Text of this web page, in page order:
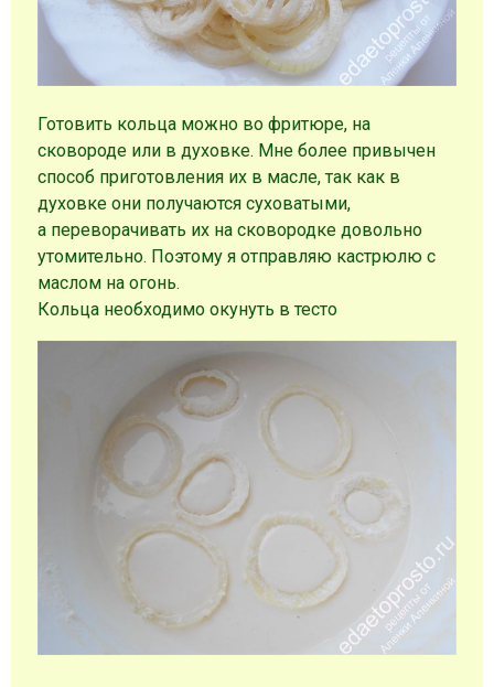
Готовить кольца можно во фритюре, на
сковороде или в духовке. Мне более привычен
способ приготовления их в масле, так как в
духовке они получаются суховатыми,
а переворачивать их на сковородке довольно
утомительно. Поэтому я отправляю кастрюлю с
маслом на огонь.
Кольца необходимо окунуть в тесто